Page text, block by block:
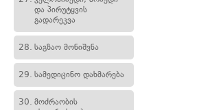
და პირუტყვის
გადარეკვა
28. საგზაო მონიშვნა
29. სამედიცინო დახმარება
30. მოძრაობის